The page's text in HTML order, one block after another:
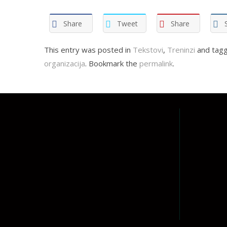
Share Tweet Share
This entry was posted in Tekstovi, Treninzi and
organizacija. Bookmark the permalink.